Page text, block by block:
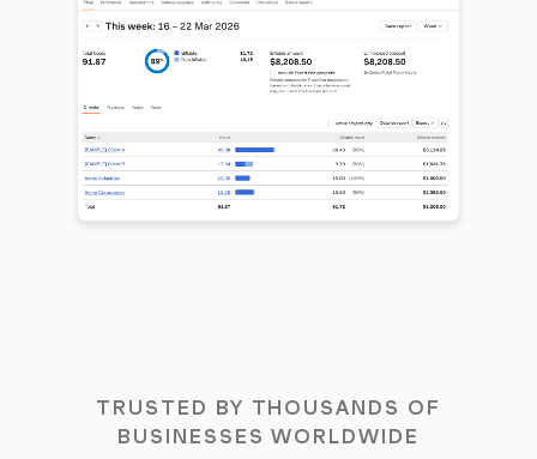
TRUSTED BY THOUSANDS OF
BUSINESSES WORLDWIDE